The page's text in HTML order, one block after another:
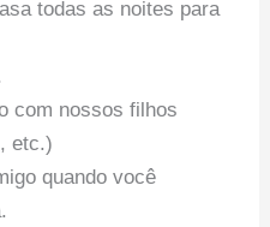
todas as noites para
com nossos filhos
etc.)
quando você